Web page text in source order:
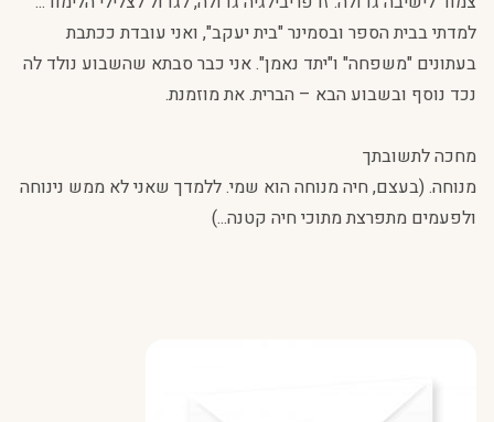
למדתי בבית הספר ובסמינר "בית יעקב", ואני עובדת ככתבת
בעתונים "משפחה" ו"יתד נאמן". אני כבר סבתא שהשבוע נולד לה
נכד נוסף ובשבוע הבא – הברית. את מוזמנת.
מחכה לתשובתך
מנוחה. (בעצם, חיה מנוחה הוא שמי. ללמדך שאני לא ממש נינוחה
ולפעמים מתפרצת מתוכי חיה קטנה...)